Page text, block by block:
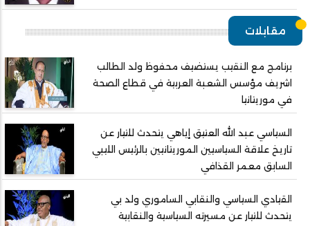
مقابلات
برنامج مع النقيب يستضيف محفوظ ولد الطالب
اشريف مؤسس الشعبة العربية في قطاع الصحة
في موريتانيا
السياسي عبد الله العتيق إياهي يتحدث للتيار عن
تاريخ علاقة السياسيين الموريتانيين بالرئيس الليبي
السابق معمر القذافي
القيادي السياسي والنقابي الساموري ولد بي
يتحدث للتيار عن مسيرته السياسية والنقابية